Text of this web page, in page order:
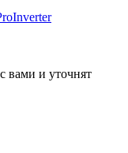
вами и уточнят